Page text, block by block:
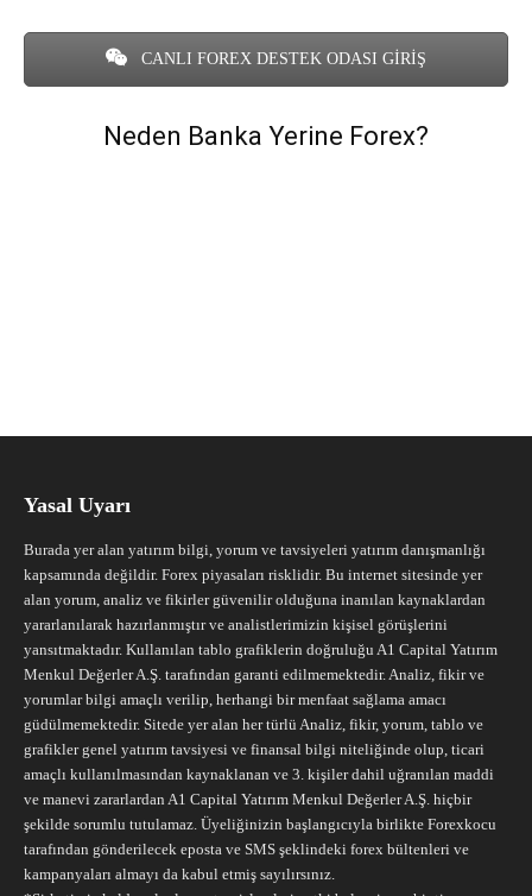
CANLI FOREX DESTEK ODASI GİRİŞ
Neden Banka Yerine Forex?
Yasal Uyarı
Burada yer alan yatırım bilgi, yorum ve tavsiyeleri yatırım danışmanlığı
kapsamında değildir. Forex piyasaları risklidir. Bu internet sitesinde yer
alan yorum, analiz ve fikirler güvenilir olduğuna inanılan kaynaklardan
yararlanılarak hazırlanmıştır ve analistlerimizin kişisel görüşlerini
yansıtmaktadır. Kullanılan tablo grafiklerin doğruluğu A1 Capital Yatırım
Menkul Değerler A.Ş. tarafından garanti edilmemektedir. Analiz, fikir ve
yorumlar bilgi amaçlı verilip, herhangi bir menfaat sağlama amacı
güdülmemektedir. Sitede yer alan her türlü Analiz, fikir, yorum, tablo ve
grafikler genel yatırım tavsiyesi ve finansal bilgi niteliğinde olup, ticari
amaçlı kullanılmasından kaynaklanan ve 3. kişiler dahil uğranılan maddi
ve manevi zararlardan A1 Capital Yatırım Menkul Değerler A.Ş. hiçbir
şekilde sorumlu tutulamaz. Üyeliğinizin başlangıcıyla birlikte Forexkocu
tarafından gönderilecek eposta ve SMS şeklindeki forex bültenleri ve
kampanyaları almayı da kabul etmiş sayılırsınız.